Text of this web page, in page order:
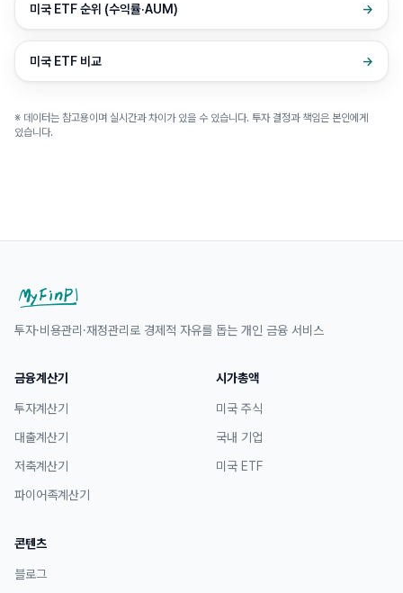
미국 ETF 순위 (수익률·AUM) →
미국 ETF 비교 →
※ 데이터는 참고용이며 실시간과 차이가 있을 수 있습니다. 투자 결정과 책임은 본인에게
있습니다.
투자·비용관리·재정관리로 경제적 자유를 돕는 개인 금융 서비스
금융계산기
투자계산기
대출계산기
저축계산기
파이어족계산기
시가총액
미국 주식
국내 기업
미국 ETF
콘텐츠
블로그